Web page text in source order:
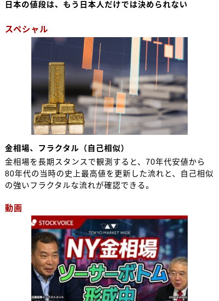
日本の値段は、もう日本人だけでは決められない
スペシャル
金相場、フラクタル（自己相似）
金相場を長期スタンスで観測すると、70年代安値から
80年代の当時の史上最高値を更新した流れと、自己相似
の強いフラクタルな流れが確認できる。
動画